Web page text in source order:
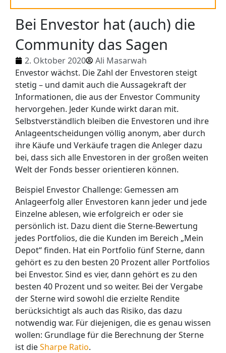
Bei Envestor hat (auch) die
Community das Sagen
2. Oktober 2020
Ali Masarwah
Envestor wächst. Die Zahl der Envestoren steigt
stetig – und damit auch die Aussagekraft der
Informationen, die aus der Envestor Community
hervorgehen. Jeder Kunde wirkt daran mit.
Selbstverständlich bleiben die Envestoren und ihre
Anlageentscheidungen völlig anonym, aber durch
ihre Käufe und Verkäufe tragen die Anleger dazu
bei, dass sich alle Envestoren in der großen weiten
Welt der Fonds besser orientieren können.
Beispiel Envestor Challenge: Gemessen am
Anlageerfolg aller Envestoren kann jeder und jede
Einzelne ablesen, wie erfolgreich er oder sie
persönlich ist. Dazu dient die Sterne-Bewertung
jedes Portfolios, die die Kunden im Bereich „Mein
Depot“ finden. Hat ein Portfolio fünf Sterne, dann
gehört es zu den besten 20 Prozent aller Portfolios
bei Envestor. Sind es vier, dann gehört es zu den
besten 40 Prozent und so weiter. Bei der Vergabe
der Sterne wird sowohl die erzielte Rendite
berücksichtigt als auch das Risiko, das dazu
notwendig war. Für diejenigen, die es genau wissen
wollen: Grundlage für die Berechnung der Sterne
ist dieSharpe Ratio.